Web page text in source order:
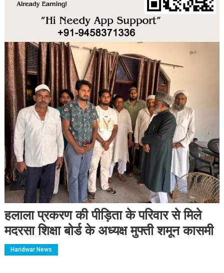
हलाला प्रकरण की पीड़िता के परिवार से मिले
मदरसा शिक्षा बोर्ड के अध्यक्ष मुफ्ती शमून कासमी
Haridwar News